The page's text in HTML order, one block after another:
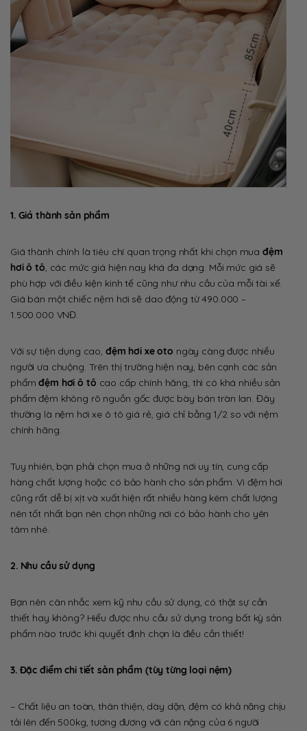
1. Giá thành sản phẩm
Giá thành chính là tiêu chí quan trọng nhất khi chọn muađệm
hơi ô tô, các mức giá hiện nay khá đa dạng. Mỗi mức giá sẽ
phù hợp với điều kiện kinh tế cũng như nhu cầu của mỗi tài xế.
Giá bán một chiếc nệm hơi sẽ dao động từ 490.000 –
1.500.000 VNĐ.
Với sự tiện dụng cao, đệm hơi xe oto ngày càng được nhiều
người ưa chuộng. Trên thị trường hiện nay, bên cạnh các sản
phẩmđệm hơi ô tô cao cấp chính hãng, thì có khá nhiều sản
phẩm đệm không rõ nguồn gốc được bày bán tràn lan. Đây
thường là nệm hơi xe ô tô giá rẻ, giá chỉ bằng 1/2 so với nệm
chính hãng.
Tuy nhiên, bạn phải chọn mua ở những nơi uy tín, cung cấp
hàng chất lượng hoặc có bảo hành cho sản phẩm. Vì đệm hơi
cũng rất dễ bị xịt và xuất hiện rất nhiều hàng kém chất lượng
nên tốt nhất bạn nên chọn những nơi có bảo hành cho yên
tâm nhé.
2. Nhu cầu sử dụng
Bạn nên cân nhắc xem kỹ nhu cầu sử dụng, có thật sự cần
thiết hay không? Hiểu được nhu cầu sử dụng trong bất kỳ sản
phẩm nào trước khi quyết định chọn là điều cần thiết!
3. Đặc điểm chi tiết sản phẩm (tùy từng loại nệm)
– Chất liệu an toàn, thân thiện, dày dặn, đệm có khả năng chịu
tải lên đến 500kg, tương đương với cân nặng của 6 người